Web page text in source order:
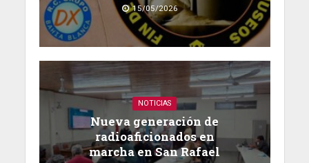
15/05/2026
NOTICIAS
Nueva generación de
radioaficionados en
marcha en San Rafael